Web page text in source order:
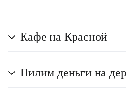
Кафе на Красной
Пилим деньги на